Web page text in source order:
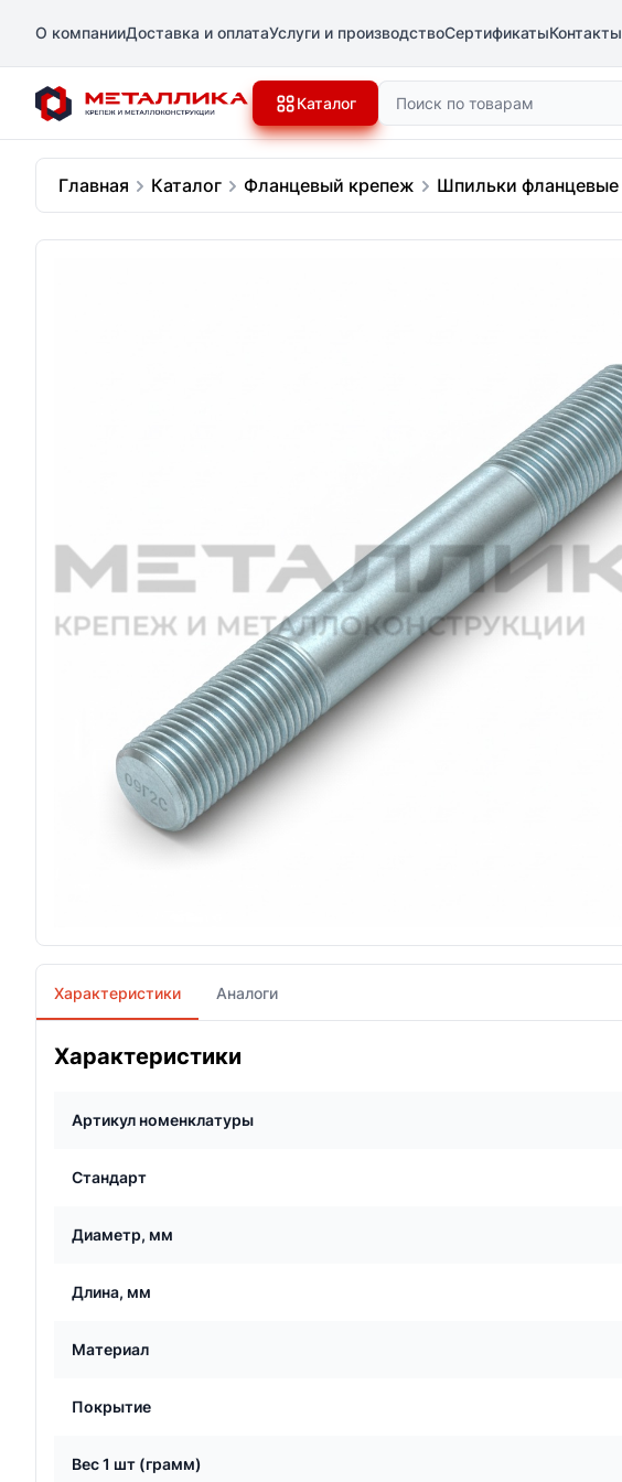
О компанииДоставка и оплатаУслуги и производствоСертификатыКонтакты
Каталог Поиск
Главная Каталог Фланцевый крепеж Шпильки фланцевые
Характеристики Аналоги
Характеристики
Артикул номенклатуры
Стандарт
Диаметр, мм
Длина, мм
Материал
Покрытие
Вес 1 шт (грамм)